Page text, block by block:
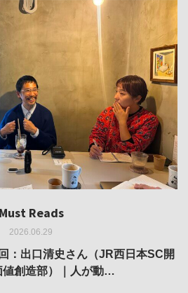
Must Reads
2026.06.29
：出口清史さん（JR西日本SC開
値創造部）｜人が動…
Must Reads
2026.05.14
家・梅津庸一は、「大阪のゆかり
ることができたのか…
Must Reads
2026.03.11
｜博覧会の残像
Must Reads
2026.02.25
太朗 個展「余りの風景」
Must Reads
2025.10.01
としての線——「ライフライン」
展